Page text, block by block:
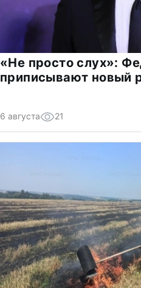
«Не просто слух»:
приписывают новый
6 августа 21